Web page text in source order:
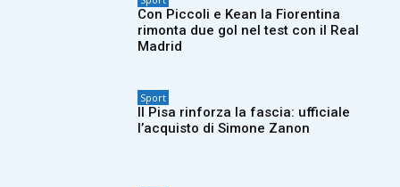
Con Piccoli e Kean la Fiorentina
rimonta due gol nel test con il Real
Madrid
Sport
Il Pisa rinforza la fascia: ufficiale
l’acquisto di Simone Zanon